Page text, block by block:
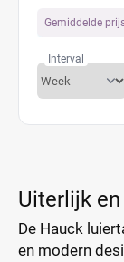
Gemiddelde
Interval
Uiterlijk
De Hauck
en modern